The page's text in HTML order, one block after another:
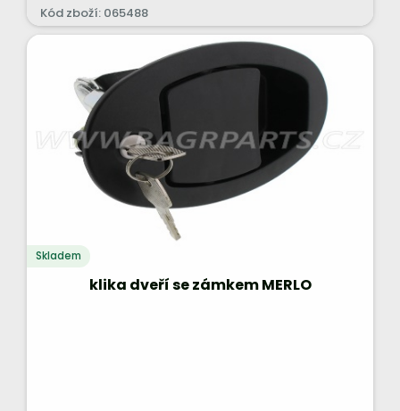
Kód zboží: 065488
Skladem
klika dveří se zámkem MERLO